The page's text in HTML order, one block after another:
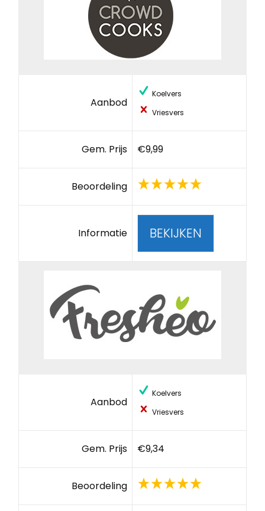
Aanbod
Koelvers
Vriesvers
Gem. Prijs €9,99
Beoordeling
Informatie BEKIJKEN
Aanbod
Koelvers
Vriesvers
Gem. Prijs €9,34
Beoordeling